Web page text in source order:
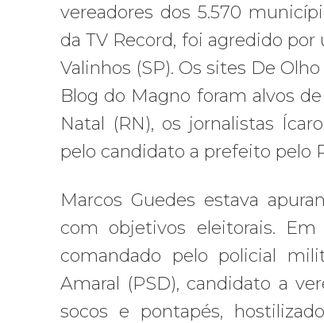
vereadores dos 5.570
da TV Record, foi agredido
Valinhos (SP). Os sites De
Blog do Magno foram alvos
Natal (RN), os jornalistas
pelo candidato a prefeito pelo
Marcos Guedes estava
com objetivos eleitorais.
comandado pelo policial
Amaral (PSD), candidato a
socos e pontapés,